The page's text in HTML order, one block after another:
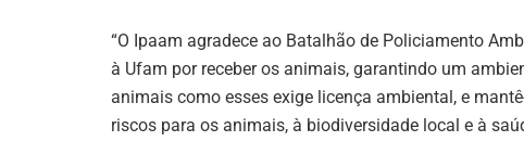
“O Ipaam agradece ao Batalhão de Policiamento
à Ufam por receber os animais, garantindo um
animais como esses exige licença ambiental, e
riscos para os animais, à biodiversidade local e à